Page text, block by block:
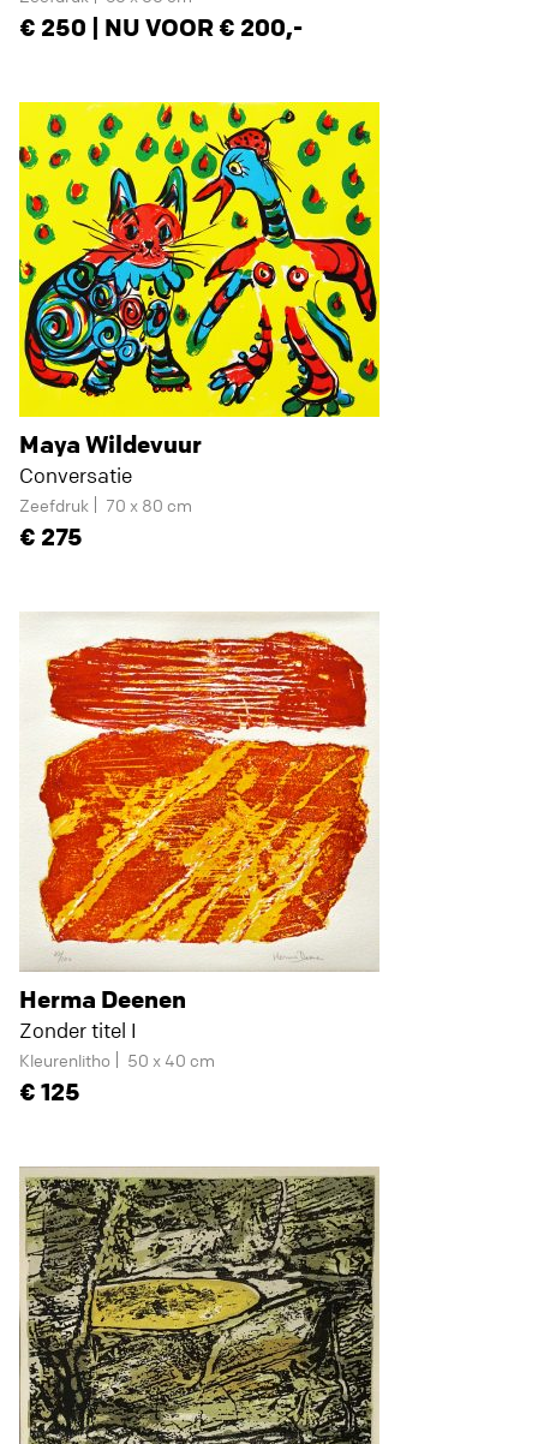
250 | NU VOOR € 200,-
Maya Wildevuur
Conversatie
Zeefdruk 70 x 80 cm
275
Herma Deenen
Zonder titel I
Kleurenlitho 50 x 40 cm
125